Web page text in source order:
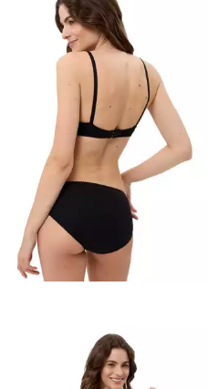
Bügel-BH Rock'n'Roll W (1, 1-tlg., 1)
100% Baumwolle, unwattiert & ohne